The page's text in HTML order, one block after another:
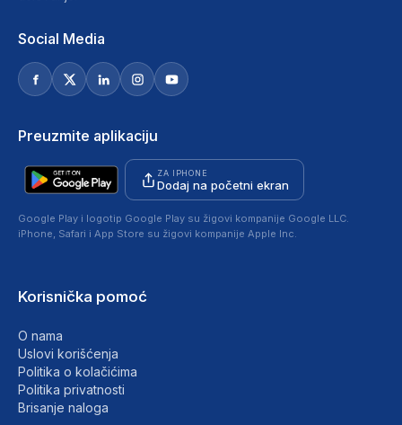
Social Media
Preuzmite aplikaciju
ZA IPHONE
Dodaj na početni ekran
Google Play i logotip Google Play su žigovi kompanije Google LLC.
iPhone, Safari i App Store su žigovi kompanije Apple Inc.
Korisnička pomoć
O nama
Uslovi korišćenja
Politika o kolačićima
Politika privatnosti
Brisanje naloga